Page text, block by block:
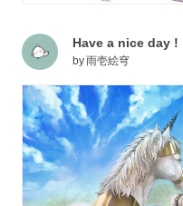
Have a nice day !
by雨壱絵穹